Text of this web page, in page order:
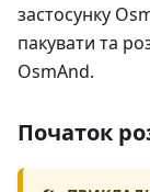
застосунку
пакувати та
OsmAnd.
Початок